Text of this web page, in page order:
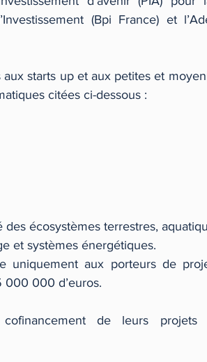
(Bpi France) et
starts up et aux petites et
citées ci-dessous :
écosystèmes terrestres,
et systèmes énergétiques.
uniquement aux porteurs de
000 000 d’euros.
cofinancement de leurs